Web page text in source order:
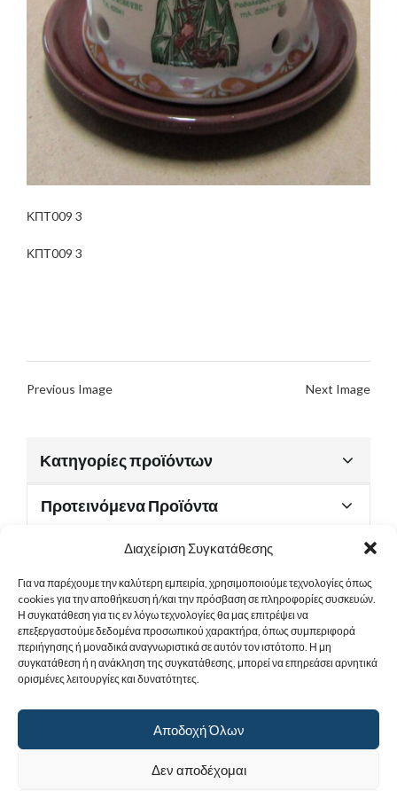
Διαχείριση Συγκατάθεσης
Για να παρέχουμε την καλύτερη εμπειρία, χρησιμοποιούμε τεχνολογίες όπως
cookies για την αποθήκευση ή/και την πρόσβαση σε πληροφορίες συσκευών.
Η συγκατάθεση για τις εν λόγω τεχνολογίες θα μας επιτρέψει να
επεξεργαστούμε δεδομένα προσωπικού χαρακτήρα, όπως συμπεριφορά
περιήγησης ή μοναδικά αναγνωριστικά σε αυτόν τον ιστότοπο. Η μη
συγκατάθεση ή η ανάκληση της συγκατάθεσης, μπορεί να επηρεάσει αρνητικά
ορισμένες λειτουργίες και δυνατότητες.
Αποδοχή Όλων
Δεν αποδέχομαι
ΚΠΤ009 3
ΚΠΤ009 3
Previous Image Next Image
Κατηγορίες προϊόντων
Προτεινόμενα Προϊόντα
Χρήσιμα Έγγραφα
Sitemap
Στοιχεία Επικοινωνίας
Powered by |